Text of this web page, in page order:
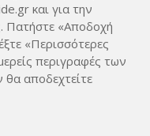
και για την
Πατήστε «Αποδοχή
«Περισσότερες
περιγραφές των
θα αποδεχτείτε